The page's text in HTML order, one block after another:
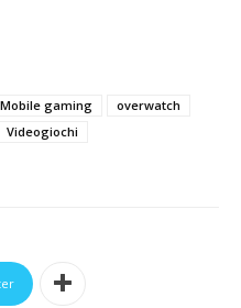
Mobile gaming
overwatch
Videogiochi